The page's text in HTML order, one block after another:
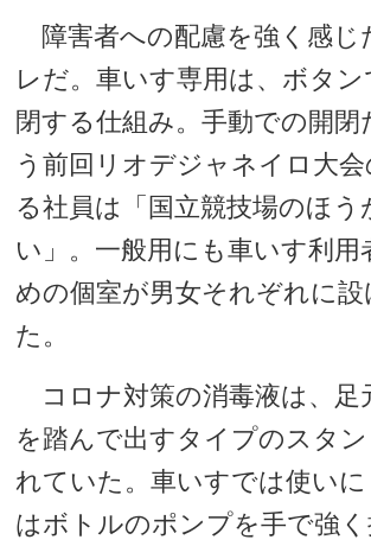
障害者への配慮を強く感じ
レだ。車いす専用は、ボタ
閉する仕組み。手動での開閉
う前回リオデジャネイロ大
る社員は「国立競技場のほう
い」。一般用にも車いす利用
めの個室が男女それぞれに
た。
コロナ対策の消毒液は、足
を踏んで出すタイプのスタン
れていた。車いすでは使いに
はボトルのポンプを手で強